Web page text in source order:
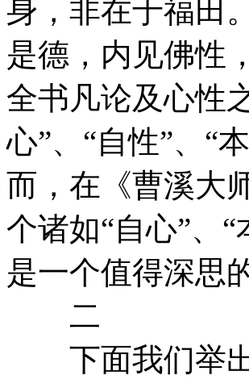
身，非在于福田
是德，内见佛性
全书凡论及心性
心”、“自性”、“
而，在《曹溪大
个诸如“自心”、
是一个值得深思
二
下面我们举出